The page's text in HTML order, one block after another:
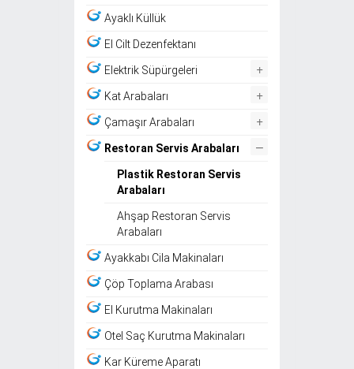
Ayaklı Küllük
El Cilt Dezenfektanı
Elektrik Süpürgeleri +
Kat Arabaları +
Çamaşır Arabaları +
Restoran Servis Arabaları –
Plastik Restoran Servis
Arabaları
Ahşap Restoran Servis
Arabaları
Ayakkabı Cila Makinaları
Çöp Toplama Arabası
El Kurutma Makinaları
Otel Saç Kurutma Makinaları
Kar Küreme Aparatı